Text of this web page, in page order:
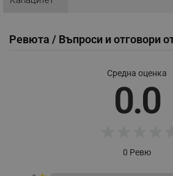
Ревюта / Въпроси и отговори
Средна оценка
0.0
0 Ревю
Google Privacy Policy